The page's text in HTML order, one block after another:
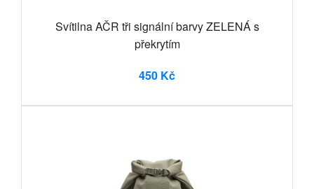
Svítilna AČR tři signální barvy ZELENÁ s
překrytím
450 Kč